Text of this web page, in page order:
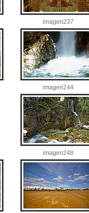
imagen237
imagen244
imagen248